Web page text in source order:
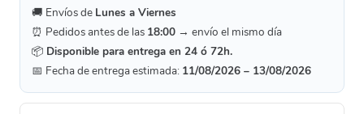
1/2"
cantidad
🚚 Envíos de Lunes a Viernes
⏰ Pedidos antes de las 18:00 → envío el mismo día
📦 Disponible para entrega en 24 ó 72h.
📅 Fecha de entrega estimada: 11/08/2026 – 13/08/2026